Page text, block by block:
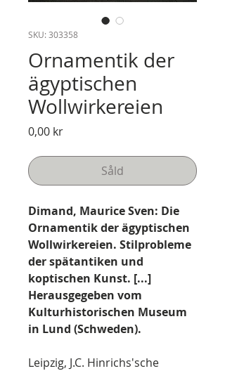
SKU: 303358
Ornamentik der
ägyptischen
Wollwirkereien
0,00 krPris
Såld
Dimand, Maurice Sven: Die
Ornamentik der ägyptischen
Wollwirkereien. Stilprobleme
der spätantiken und
koptischen Kunst. [...]
Herausgegeben vom
Kulturhistorischen Museum
in Lund (Schweden).
Leipzig, J.C. Hinrichs'sche